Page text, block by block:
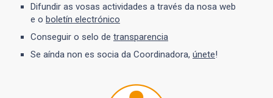
Difundir as vosas actividades a través da nosa web
e o boletín electrónico
Conseguir o selo de transparencia
Se aínda non es socia da Coordinadora, únete!